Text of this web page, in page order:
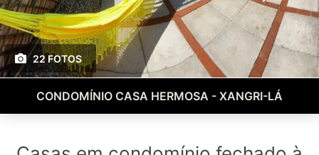
22 FOTOS
CONDOMÍNIO CASA HERMOSA - XANGRI-LÁ